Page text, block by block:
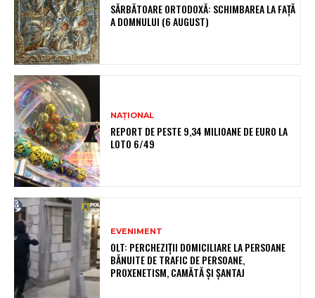
SĂRBĂTOARE ORTODOXĂ: SCHIMBAREA LA FAȚĂ
A DOMNULUI (6 AUGUST)
NAȚIONAL
REPORT DE PESTE 9,34 MILIOANE DE EURO LA
LOTO 6/49
EVENIMENT
OLT: PERCHEZIŢII DOMICILIARE LA PERSOANE
BĂNUITE DE TRAFIC DE PERSOANE,
PROXENETISM, CAMĂTĂ ŞI ŞANTAJ